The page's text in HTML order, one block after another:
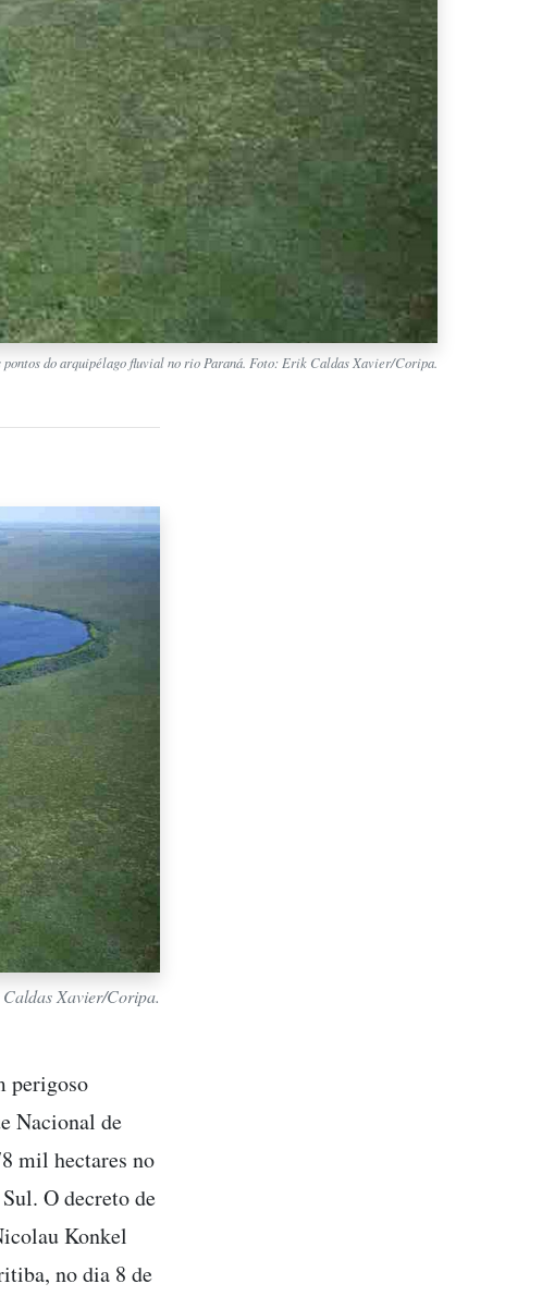
pontos do arquipélago fluvial no rio Paraná. Foto: Erik Caldas Xavier/Coripa.
Xavier/Coripa.
perigoso
Nacional de
mil hectares no
O decreto de
Konkel
no dia 8 de